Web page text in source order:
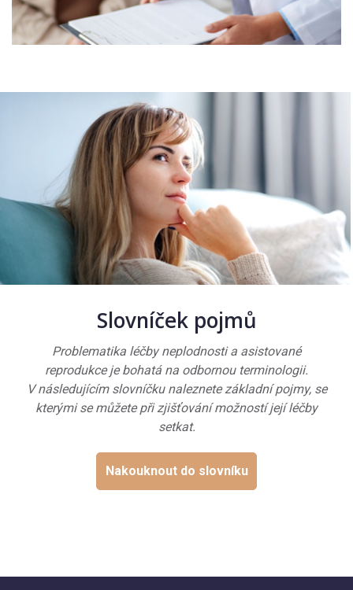
Slovníček pojmů
Problematika léčby neplodnosti a asistované
reprodukce je bohatá na odbornou terminologii.
V následujícím slovníčku naleznete základní pojmy, se
kterými se můžete při zjišťování možností její léčby
setkat.
Nakouknout do slovníku